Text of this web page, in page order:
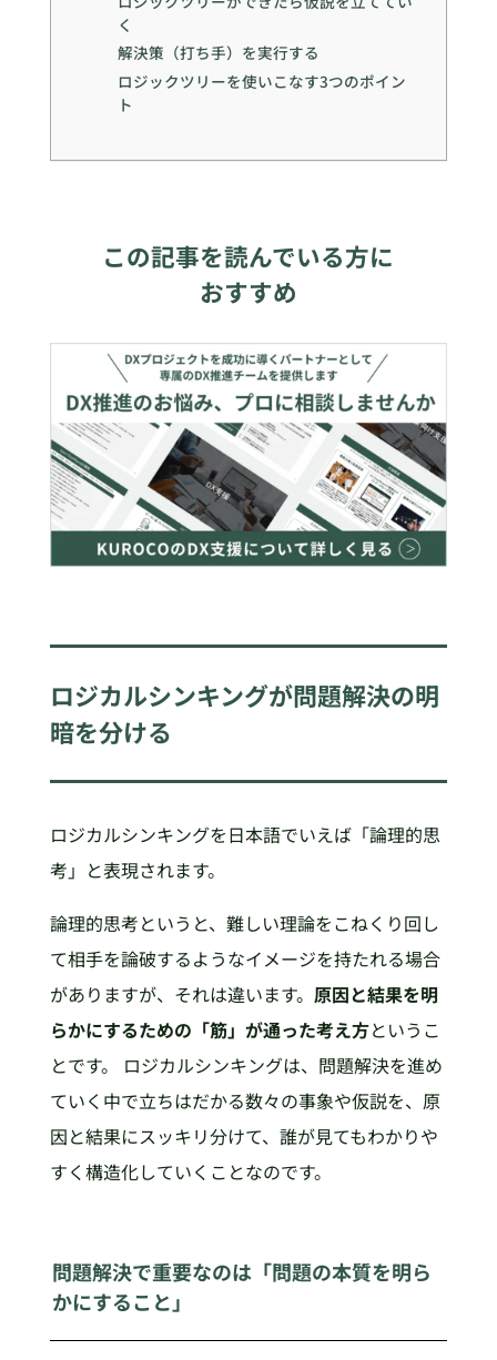
く
解決策（打ち手）を実行する
ロジックツリーを使いこなす3つのポイン
ト
この記事を読んでいる方に
おすすめ
ロジカルシンキングが問題解決の明
暗を分ける
ロジカルシンキングを日本語でいえば「論理的思
考」と表現されます。
論理的思考というと、難しい理論をこねくり回し
て相手を論破するようなイメージを持たれる場合
がありますが、それは違います。 原因と結果を明
らかにするための「筋」が通った考え方というこ
とです。 ロジカルシンキングは、問題解決を進め
ていく中で立ちはだかる数々の事象や仮説を、原
因と結果にスッキリ分けて、誰が見てもわかりや
すく構造化していくことなのです。
問題解決で重要なのは「問題の本質を明ら
かにすること」